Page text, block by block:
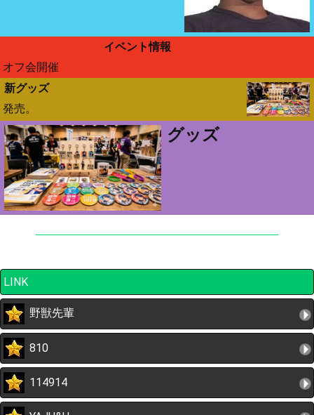
イベント情報
オフ会開催
新グッズ
発売。
グッズ
LINK
野獣先輩
810
114914